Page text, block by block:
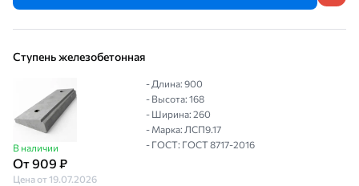
Ступень железобетонная
В наличии
От 909 ₽
Цена от 19.07.2026
- Длина: 900
- Высота: 168
- Ширина: 260
- Марка: ЛСП9.17
- ГОСТ: ГОСТ 8717-2016